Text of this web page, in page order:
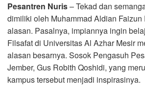
Pesantren Nuris– Tekad dan
dimiliki oleh Muhammad Aldian Faizun
alasan. Pasalnya, impiannya ingin
Filsafat di Universitas Al Azhar Mesir
alasan besarnya. Sosok Pengasuh
Jember, Gus Robith Qoshidi, yang
kampus tersebut menjadi inspirasinya.